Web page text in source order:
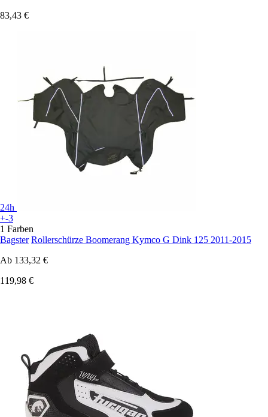
83,43 €
24h
+-3
1 Farben
Bagster Rollerschürze Boomerang Kymco G Dink 125 2011-2015
Ab 133,32 €
119,98 €